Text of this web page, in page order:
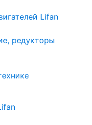
Lifan
редукторы